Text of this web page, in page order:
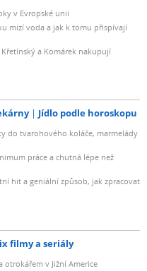
v Evropské unii
mizí voda a jak k tomu přispívají
a Komárek nakupují
Jídlo podle horoskopu
do tvarohového koláče, marmelády
práce a chutná lépe než
hit a geniální způsob, jak zpracovat
filmy a seriály
otrokářem v Jižní Americe